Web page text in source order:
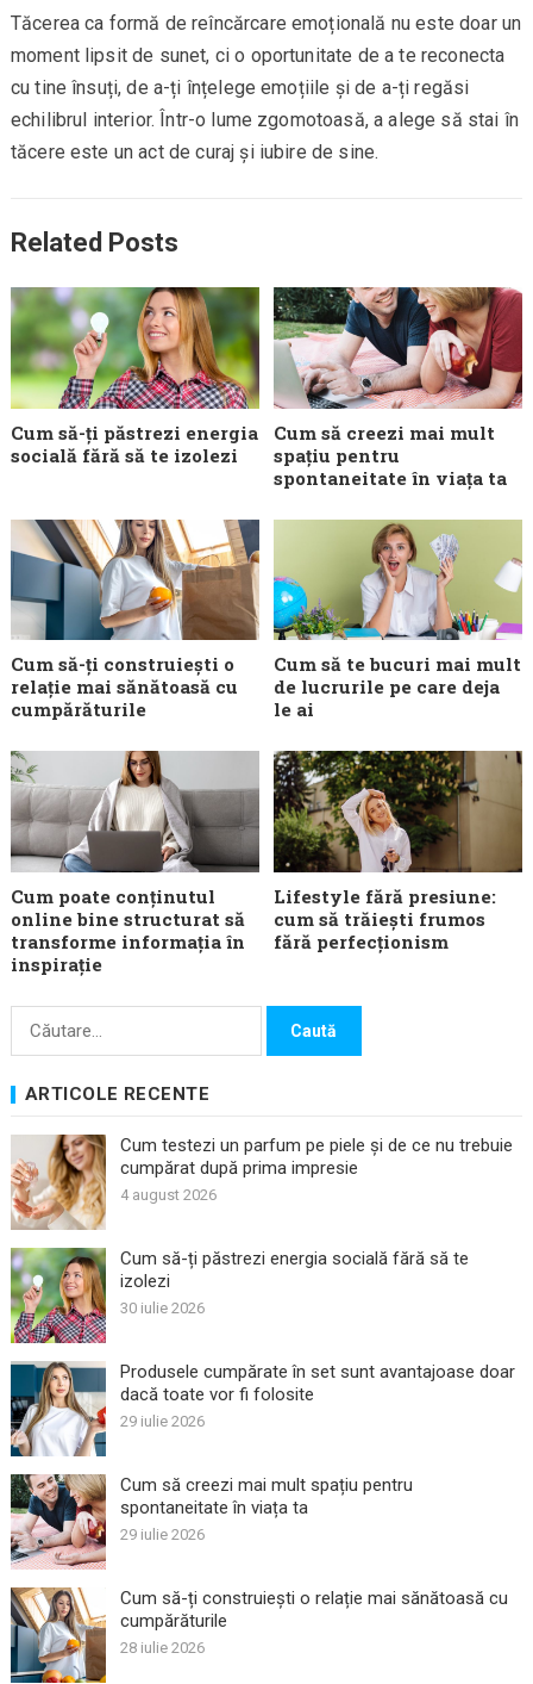
Tăcerea ca formă de reîncărcare emoțională nu este doar un
moment lipsit de sunet, ci o oportunitate de a te reconecta
cu tine însuți, de a-ți înțelege emoțiile și de a-ți regăsi
echilibrul interior. Într-o lume zgomotoasă, a alege să stai în
tăcere este un act de curaj și iubire de sine.
Related Posts
Cum să-ți păstrezi energia
socială fără să te izolezi
Cum să creezi mai mult
spațiu pentru
spontaneitate în viața ta
Cum să-ți construiești o
relație mai sănătoasă cu
cumpărăturile
Cum să te bucuri mai mult
de lucrurile pe care deja
le ai
Cum poate conținutul
online bine structurat să
transforme informația în
inspirație
Lifestyle fără presiune:
cum să trăiești frumos
fără perfecționism
Caută
ARTICOLE RECENTE
Cum testezi un parfum pe piele și de ce nu trebuie
cumpărat după prima impresie
4 august 2026
Cum să-ți păstrezi energia socială fără să te
izolezi
30 iulie 2026
Produsele cumpărate în set sunt avantajoase doar
dacă toate vor fi folosite
29 iulie 2026
Cum să creezi mai mult spațiu pentru
spontaneitate în viața ta
29 iulie 2026
Cum să-ți construiești o relație mai sănătoasă cu
cumpărăturile
28 iulie 2026